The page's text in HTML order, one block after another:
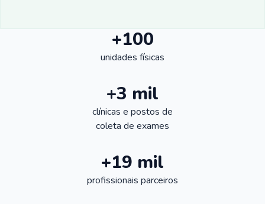
+100
unidades físicas
+3 mil
clínicas e postos de
coleta de exames
+19 mil
profissionais parceiros